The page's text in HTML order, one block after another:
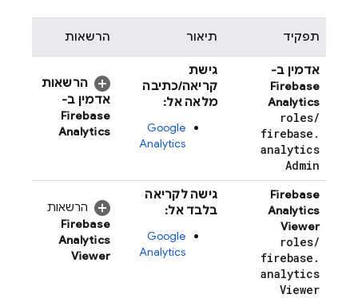
תפקיד תיאור הרשאות
אדמין ב-
Firebase
Analytics
roles/
firebase .
analytics
Admin
גישת
קריאה/כתיבה
מלאה אל:
Google
Analytics
הרשאות
אדמין ב-
Firebase
Analytics
Firebase
Analytics
Viewer
roles/
firebase .
analytics
Viewer
גישה לקריאה
בלבד אל:
Google
Analytics
הרשאות
Firebase
Analytics
Viewer